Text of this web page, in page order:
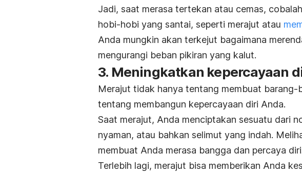
Jadi, saat merasa tertekan atau cemas,
hobi-hobi yang santai, seperti merajut atau
Anda mungkin akan terkejut bagaimana
mengurangi beban pikiran yang kalut.
3. Meningkatkan kepercayaan
Merajut tidak hanya tentang membuat barang-
tentang membangun kepercayaan diri Anda.
Saat merajut, Anda menciptakan sesuatu dari
nyaman, atau bahkan selimut yang indah.
membuat Anda merasa bangga dan percaya
Terlebih lagi, merajut bisa memberikan Anda